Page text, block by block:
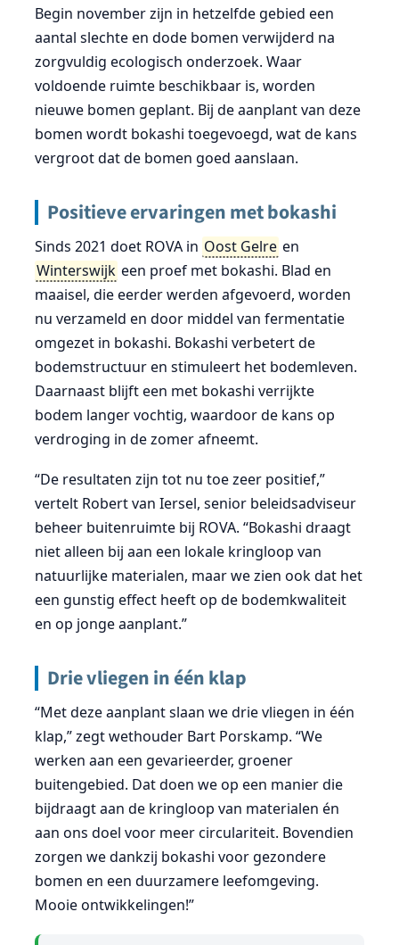
Begin november zijn in hetzelfde gebied een
aantal slechte en dode bomen verwijderd na
zorgvuldig ecologisch onderzoek. Waar
voldoende ruimte beschikbaar is, worden
nieuwe bomen geplant. Bij de aanplant van deze
bomen wordt bokashi toegevoegd, wat de kans
vergroot dat de bomen goed aanslaan.
Positieve ervaringen met bokashi
Sinds 2021 doet ROVA in Oost Gelre en
Winterswijk een proef met bokashi. Blad en
maaisel, die eerder werden afgevoerd, worden
nu verzameld en door middel van fermentatie
omgezet in bokashi. Bokashi verbetert de
bodemstructuur en stimuleert het bodemleven.
Daarnaast blijft een met bokashi verrijkte
bodem langer vochtig, waardoor de kans op
verdroging in de zomer afneemt.
“De resultaten zijn tot nu toe zeer positief,”
vertelt Robert van Iersel, senior beleidsadviseur
beheer buitenruimte bij ROVA. “Bokashi draagt
niet alleen bij aan een lokale kringloop van
natuurlijke materialen, maar we zien ook dat het
een gunstig effect heeft op de bodemkwaliteit
en op jonge aanplant.”
Drie vliegen in één klap
“Met deze aanplant slaan we drie vliegen in één
klap,” zegt wethouder Bart Porskamp. “We
werken aan een gevarieerder, groener
buitengebied. Dat doen we op een manier die
bijdraagt aan de kringloop van materialen én
aan ons doel voor meer circulariteit. Bovendien
zorgen we dankzij bokashi voor gezondere
bomen en een duurzamere leefomgeving.
Mooie ontwikkelingen!”